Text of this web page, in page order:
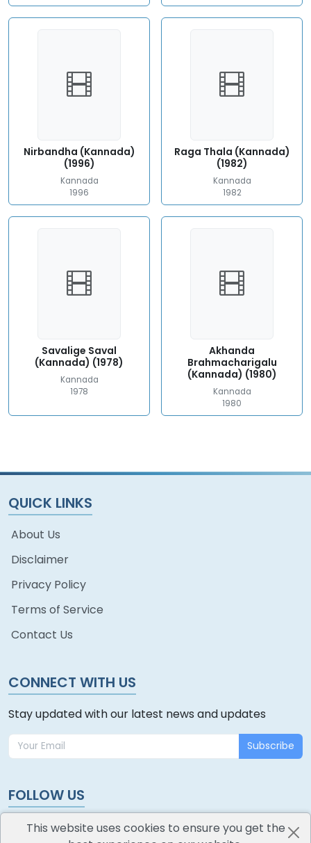
Nirbandha (Kannada)
(1996)
Kannada
1996
Raga Thala (Kannada)
(1982)
Kannada
1982
Savalige Saval
(Kannada) (1978)
Kannada
1978
Akhanda
Brahmacharigalu
(Kannada) (1980)
Kannada
1980
QUICK LINKS
About Us
Disclaimer
Privacy Policy
Terms of Service
Contact Us
CONNECT WITH US
Stay updated with our latest news and updates
Subscribe
FOLLOW US
This website uses cookies to ensure you get the